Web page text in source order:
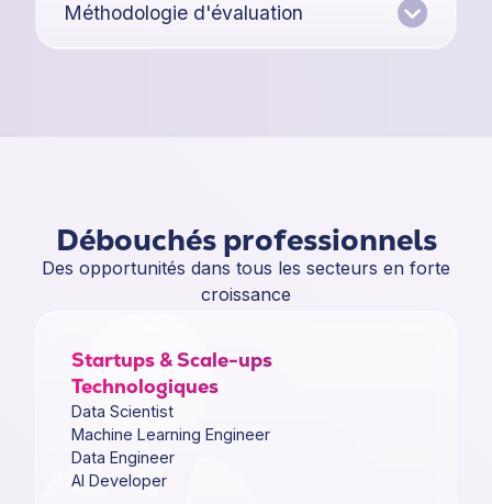
Méthodologie d'évaluation
Débouchés professionnels
Des opportunités dans tous les secteurs en forte
croissance
Startups & Scale-ups
Technologiques
Data Scientist
Machine Learning Engineer
Data Engineer
AI Developer